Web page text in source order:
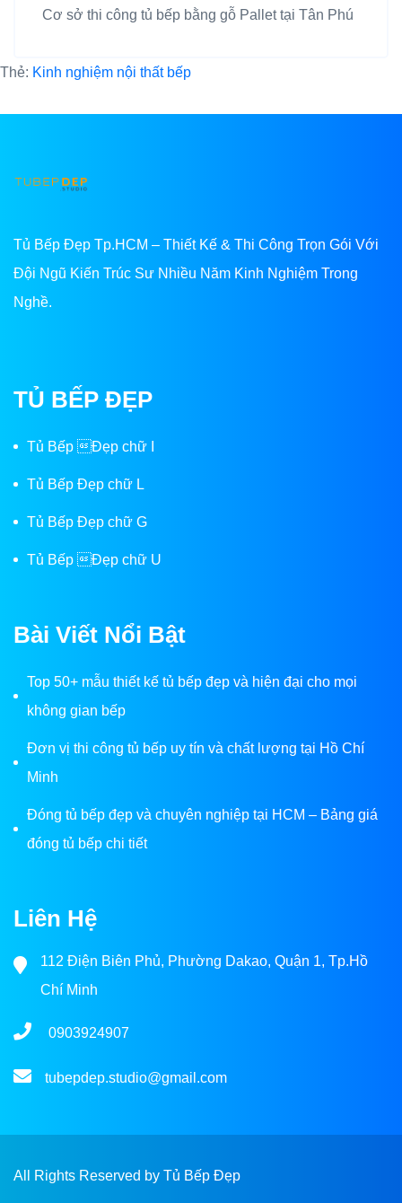
Cơ sở thi công tủ bếp bằng gỗ Pallet tại Tân Phú
Thẻ: Kinh nghiệm nội thất bếp
Tủ Bếp Đẹp Tp.HCM – Thiết Kế & Thi Công Trọn Gói Với
Đội Ngũ Kiến Trúc Sư Nhiều Năm Kinh Nghiệm Trong
Nghề.
TỦ BẾP ĐẸP
Tủ Bếp Đẹp chữ I
Tủ Bếp Đẹp chữ L
Tủ Bếp Đẹp chữ G
Tủ Bếp Đẹp chữ U
Bài Viết Nổi Bật
Top 50+ mẫu thiết kế tủ bếp đẹp và hiện đại cho mọi
không gian bếp
Đơn vị thi công tủ bếp uy tín và chất lượng tại Hồ Chí
Minh
Đóng tủ bếp đẹp và chuyên nghiệp tại HCM – Bảng giá
đóng tủ bếp chi tiết
Liên Hệ
112 Điện Biên Phủ, Phường Dakao, Quận 1, Tp.Hồ
Chí Minh
0903924907
tubepdep.studio@gmail.com
All Rights Reserved by Tủ Bếp Đẹp